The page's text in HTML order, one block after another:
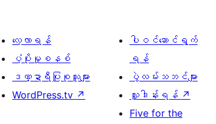
လေ့လာရန်
ပံ့ပိုးမှုစနစ်
ဒဏ္ဍာရီပြုစုသူများ
WordPress.tv ↗
ပါဝင်ဆောင်ရွက်
ရန်
ပွဲလမ်းသဘင်များ
လှူဒါန်းရန် ↗
Five for the